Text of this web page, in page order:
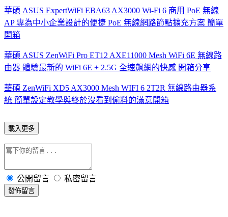
華碩 ASUS ExpertWiFi EBA63 AX3000 Wi-Fi 6 商用 PoE 無線
AP 專為中小企業設計的便捷 PoE 無線網路節點擴充方案 簡單
開箱
華碩 ASUS ZenWiFi Pro ET12 AXE11000 Mesh WiFi 6E 無線路
由器 體驗最新的 WiFi 6E + 2.5G 全速飆網的快感 開箱分享
華碩 ZenWiFi XD5 AX3000 Mesh WIFI 6 2T2R 無線路由器系
統 簡單設定教學與終於沒看到偷料的滿意開箱
載入更多
公開留言 私密留言
發佈留言